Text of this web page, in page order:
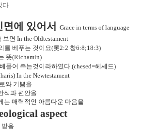
다
에 있어서
Grace in terms of language
보면 In the Oldtestament
를 베푸는 것이요(롯2:2 창6:8;18:3)
뜻(Richamin)
풀어 주는것이라하였다 .(chesed=헤세드)
In the Newtestament
와 기쁨을
식과 편안을
는 매력적인 아름다운 마음을
aspect
받음